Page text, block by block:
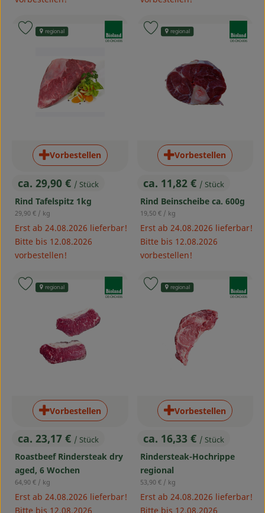
, Preis:
ca. 29,90 € / Stück
Rind Tafelspitz 1kg
, Referenzpreis:
29,90 € / kg
Erst ab 24.08.2026 lieferbar!
Bitte bis 12.08.2026
vorbestellen!
Vorbestellen
, Kontrollstelle:
DE-ÖKO-006
regional
Produkt zu Favouriten hinzufügen
, Preis:
ca. 11,82 € / Stück
Rind Beinscheibe ca. 600g
, Referenzpreis:
19,50 € / kg
Erst ab 24.08.2026 lieferbar!
Bitte bis 12.08.2026
vorbestellen!
Vorbestellen
, Kontrollstelle:
DE-ÖKO-006
regional
Produkt zu Favouriten
, Preis:
ca. 23,17 € / Stück
Roastbeef Rindersteak dry
aged, 6 Wochen
, Referenzpreis:
64,90 € / kg
Erst ab 24.08.2026 lieferbar!
Bitte bis 12.08.2026
Vorbestellen
, Kontrollstelle:
DE-ÖKO-006
regional
Produkt zu Favouriten hinzufügen
, Preis:
ca. 16,33 € / Stück
Rindersteak-Hochrippe
regional
, Referenzpreis:
53,90 € / kg
Erst ab 24.08.2026 lieferbar!
Bitte bis 12.08.2026
Vorbestellen
, Kontrollstelle:
DE-ÖKO-006
regional
Produkt zu Favouriten